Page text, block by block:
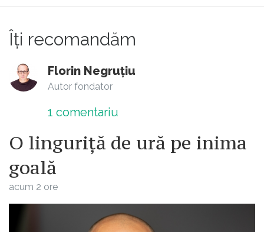
Îți recomandăm
Florin Negruțiu
Autor fondator
1 comentariu
O linguriță de ură pe inima
goală
acum 2 ore